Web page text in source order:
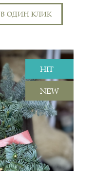
В ОДИН КЛИК
HIT
NEW